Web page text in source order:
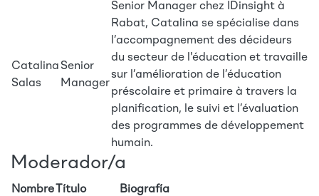
Catalina
Salas
Senior
Manager
Senior Manager chez IDinsight à
Rabat, Catalina se spécialise dans
l’accompagnement des décideurs
du secteur de l'éducation et travaille
sur l’amélioration de l’éducation
préscolaire et primaire à travers la
planification, le suivi et l’évaluation
des programmes de développement
humain.
Moderador/a
Nombre Título Biografía